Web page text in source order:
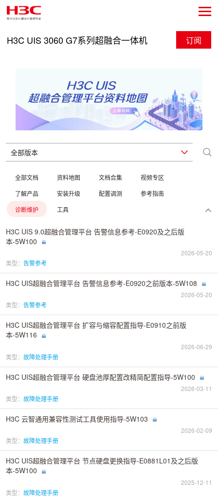
H3C UIS 3060 G7系列超融合一体机 订阅
全部文档 资料地图 文档合集
视频专区
了解产品
安装升级 配置调测
参考指南
诊断维护
工具
H3C UIS 9.0超融合管理平台 告警信息参考-E0920及之后版
本-5W100
2026-05-20
类型： 告警参考
H3C UIS超融合管理平台 告警信息参考-E0920之前版本-5W108
2026-05-20
类型： 告警参考
H3C UIS超融合管理平台 扩容与缩容配置指导-E0910之前版
本-5W116
2026-06-29
类型： 故障处理手册
H3C UIS超融合管理平台 硬盘池厚配置改精简配置指导-5W100
2026-03-11
类型： 故障处理手册
H3C 云智通用兼容性测试工具使用指导-5W103
2026-02-09
类型： 故障处理手册
H3C UIS超融合管理平台 节点硬盘更换指导-E0881L01及之后版
本-5W100
2025-12-11
类型： 故障处理手册